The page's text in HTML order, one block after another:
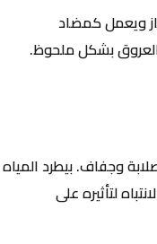
ويعمل كمضاد
بشكل ملحوظ.
لإضافة صلابة وجفاف. بيطرد المياه
لتأثيره على